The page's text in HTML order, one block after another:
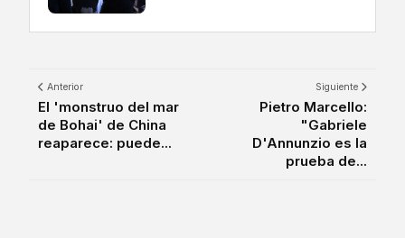
Anterior
El 'monstruo del mar
de Bohai' de China
reaparece: puede...
Siguiente
Pietro Marcello:
"Gabriele
D'Annunzio es la
prueba de...